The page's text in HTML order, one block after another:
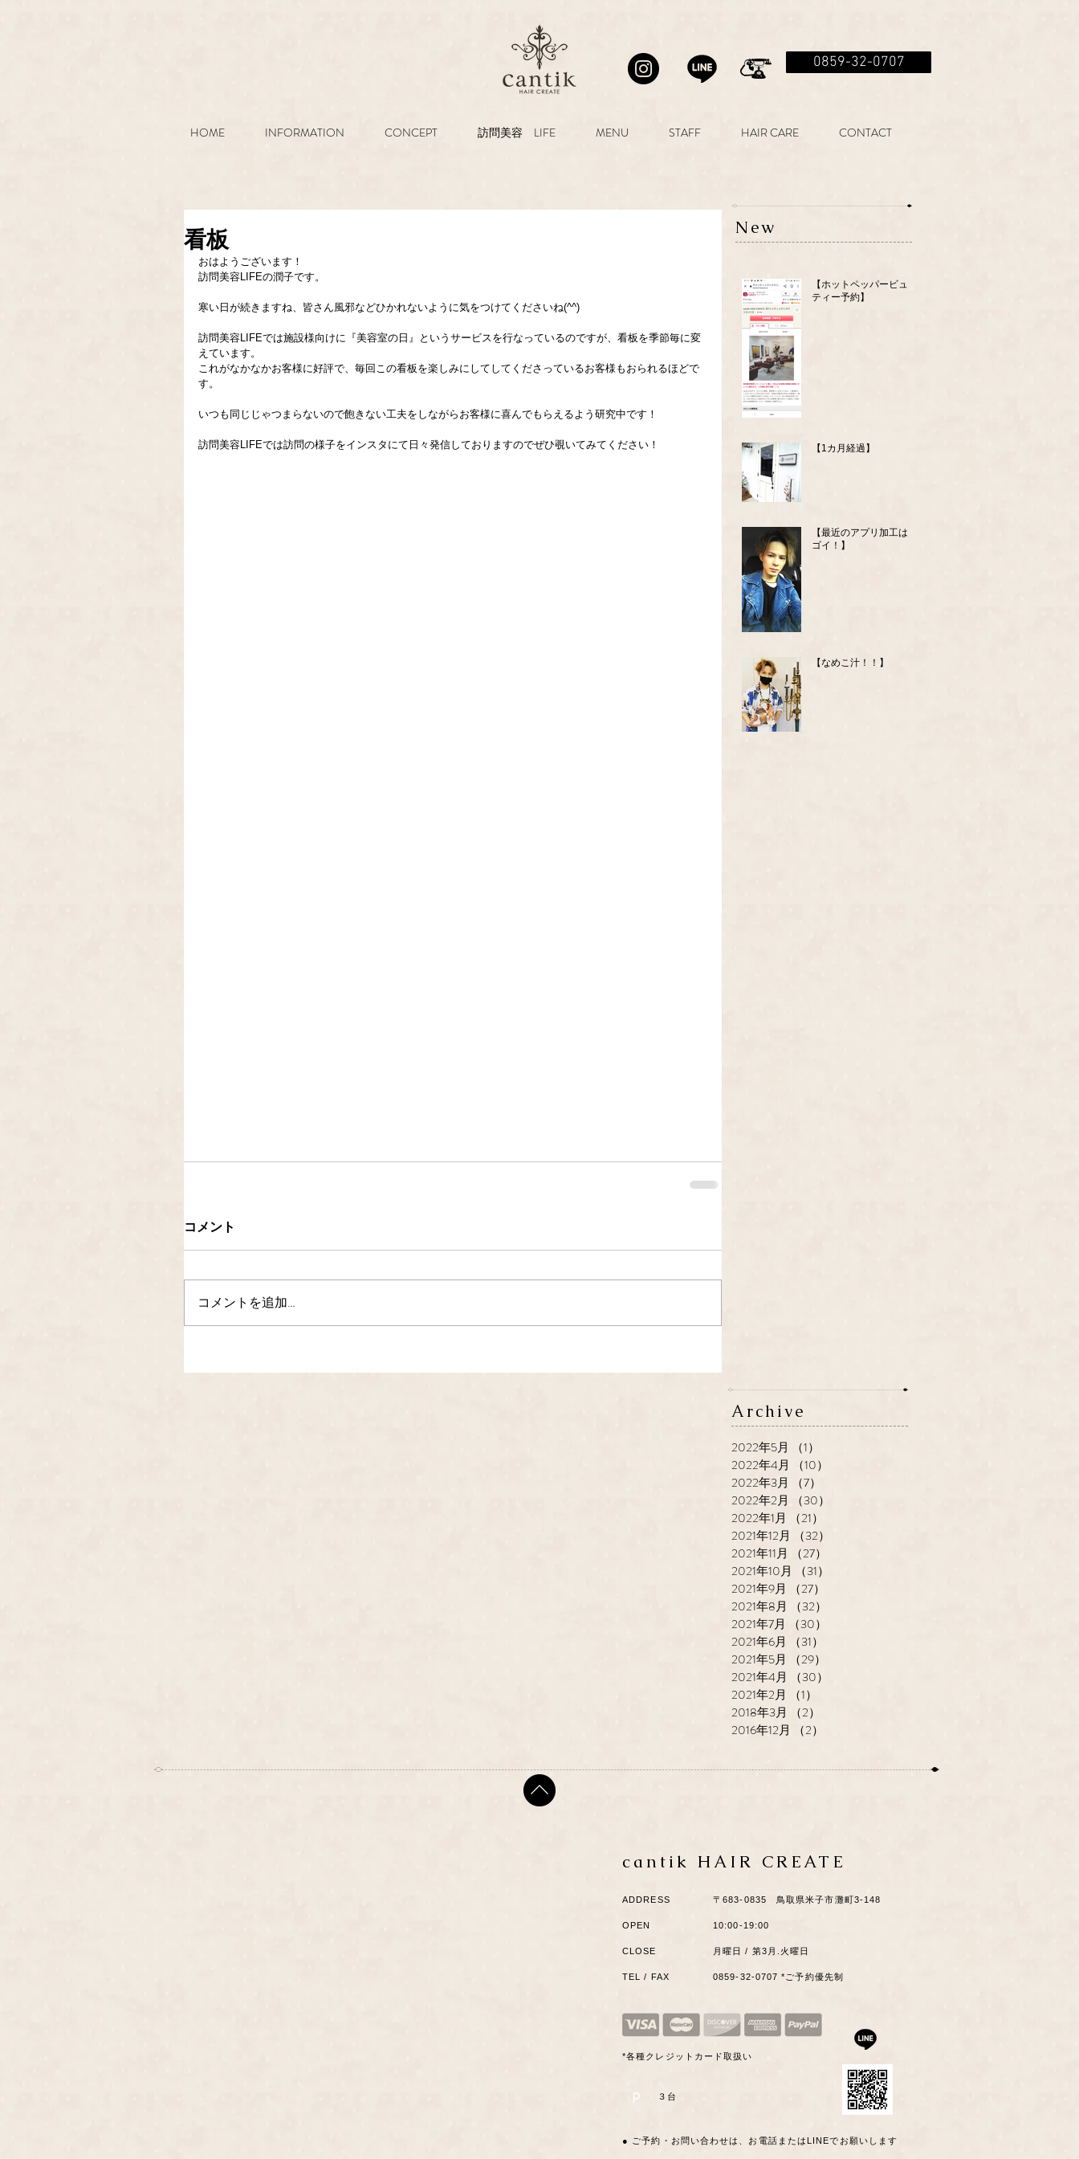
0859-32-0707
HOME INFORMATION CONCEPT 訪問美容 LIFE MENU STAFF HAIR CARE CONTACT
看板
おはようございます！
訪問美容LIFEの潤子です。
寒い日が続きますね、皆さん風邪などひかれないように気をつけてくださいね(^^)
訪問美容LIFEでは施設様向けに『美容室の日』というサービスを行なっているのですが、看板を季節毎に変
えています。
これがなかなかお客様に好評で、毎回この看板を楽しみにしてしてくださっているお客様もおられるほどで
す。
いつも同じじゃつまらないので飽きない工夫をしながらお客様に喜んでもらえるよう研究中です！
訪問美容LIFEでは訪問の様子をインスタにて日々発信しておりますのでぜひ覗いてみてください！
コメント
コメントを追加…
New
【ホットペッパービュー
ティー予約】
【1カ月経過】
【最近のアプリ加工はス
ゴイ！】
【なめこ汁！！】
Archive
2022年5月 （1）
2022年4月
（10）
2022年3月
（7）
2022年2月
（30）
2022年1月
（21）
2021年12月
（32）
2021年11月
（27）
2021年10月
（31）
2021年9月
（27）
2021年8月
（32）
2021年7月
（30）
2021年6月
（31）
2021年5月
（29）
2021年4月
（30）
2021年2月
（1）
2018年3月
（2）
2016年12月
（2）
cantik HAIR CREATE
ADDRESS ​〒683-0835 鳥取県米子市灘町3-148
OPEN 10:00-19:00
CLOSE 月曜日 / 第3月.火曜日
TEL / FAX 0859-32-0707 *ご予約優先制
*各種クレジットカード取扱い
P ​３台
● ご予約・お問い合わせは、お電話またはLINEでお願いします